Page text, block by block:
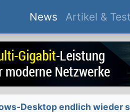
News(current)
Artikel &
Desktop endlich wieder